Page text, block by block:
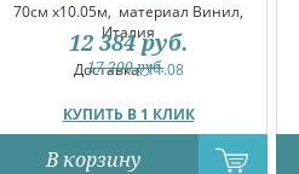
70см x10.05м, материал Винил,
Италия
Доставка:11.08
КУПИТЬ В 1 КЛИК
17 200руб.
12 384 руб.
В корзину